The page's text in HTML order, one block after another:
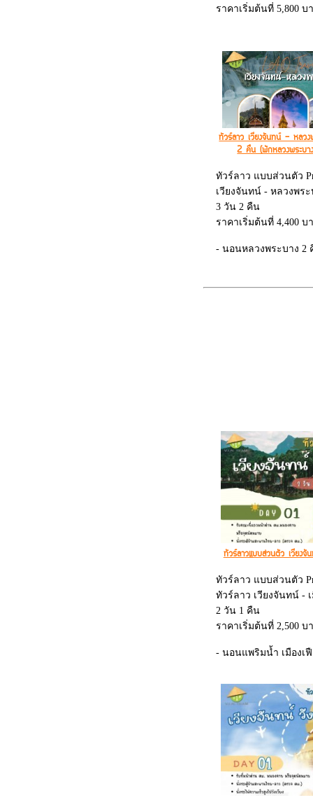
ราคาเริ่มต้นที่ 5,800 บ
- นองวังเวียง 1 คืน
- นอนหลวงพระบาง 1
- พร้อมนั่งรถไฟความเ
เที่ยว
ทัวร์ลาว เวียงจันทน์ - หลว
2 คืน (พักหลวงพระบ
ทัวร์ลาว แบบส่วนตัว
เวียงจันทน์ - หลวงพระ
3 วัน 2 คืน
ราคาเริ่มต้นที่ 4,400 บ
- นอนหลวงพระบาง 2
ทัวร์ลาวแบบส่วนตัว เวีย
ทัวร์ลาว แบบส่วนตัว
ทัวร์ลาว เวียงจันทน์ -
2 วัน 1 คืน
ราคาเริ่มต้นที่ 2,500 บ
- นอนแพริมน้ำ เมืองเ
- ชมพระธาตุหลวง
- ประตูชัย
- หอพระแก้ว